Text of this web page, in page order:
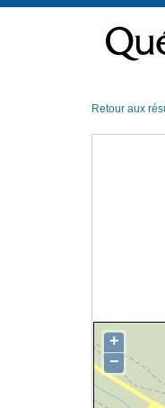
contenu
Retour aux
+
−